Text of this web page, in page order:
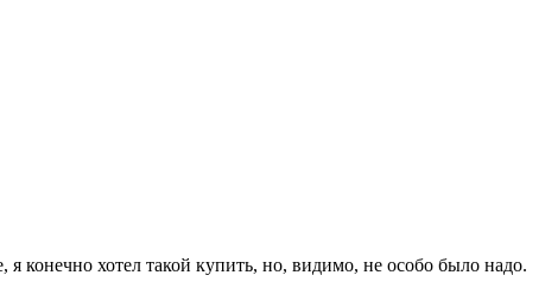
конечно хотел такой купить, но, видимо, не особо было надо.